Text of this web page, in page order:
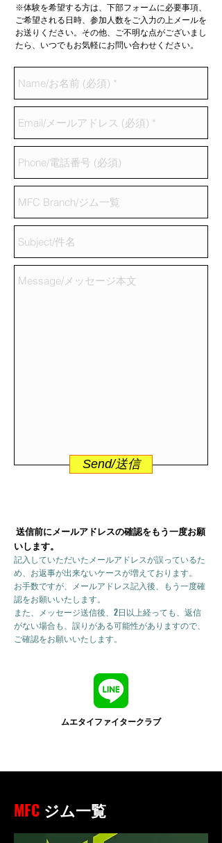
※体験を希望する方は、下部フォームに必要事項、
ご希望される日時、参加人数をご入力の上メールを
お送りください。その他、ご不明な点がございまし
たら、いつでもお気軽にお問い合わせください。
Send/送信
送信前にメールアドレスの確認をもう一度お願
いします。
記入していただいたメールアドレスが誤っているた
め、お返事が出来ないケースが増えております。
お手数ですが、メールアドレス記入後、もう一度確
認をお願いいたします。
また、メッセージ送信後、2日以上経っても、返信
がない場合も、誤りがある可能性がありますので、
ご確認をお願いいたします。
ムエタイファイタークラブ
MFC ジム一覧